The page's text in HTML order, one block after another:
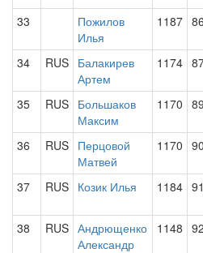
33
Пожилов
Илья
1187
34 RUS Балакирев
Артем
1174
35 RUS Большаков
Максим
1170
36 RUS Перцовой
Матвей
1170
37 RUS Козик Илья 1184
38 RUS Андрющенко
Александр
1148